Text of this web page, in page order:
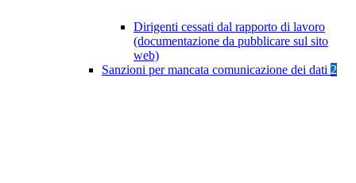
Dirigenti cessati dal rapporto di lavoro
(documentazione da pubblicare sul sito
web)
Sanzioni per mancata comunicazione dei dati 2